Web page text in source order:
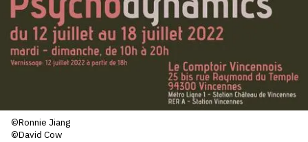
DEVENIR CONTRIBUTEUR
À PROPOS
L'ÉQUIPE OAM
©Ronnie Jiang
©David Cow